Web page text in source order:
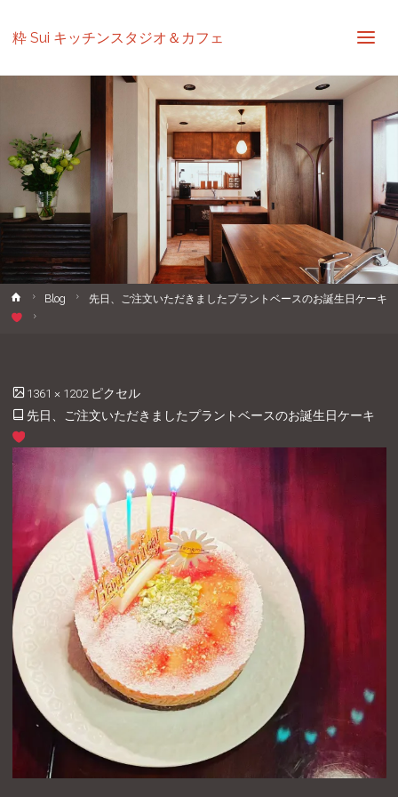
粋 Sui キッチンスタジオ＆カフェ
ホ
ー
Blog 先日、ご注文いただきましたプラントベースのお誕生日ケーキ
フ
ル
サ
1361 × 1202 ピクセル
先日、ご注文いただきましたプラントベースのお誕生日ケーキ